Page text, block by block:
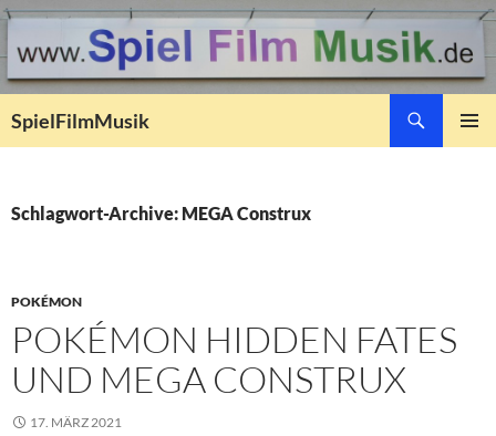
SpielFilmMusik
Schlagwort-Archive: MEGA Construx
POKÉMON
POKÉMON HIDDEN FATES
UND MEGA CONSTRUX
17. MÄRZ 2021